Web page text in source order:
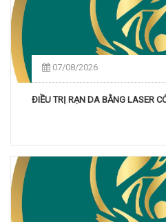
07/08/2026
ĐIỀU TRỊ RẠN DA BẰNG LASER